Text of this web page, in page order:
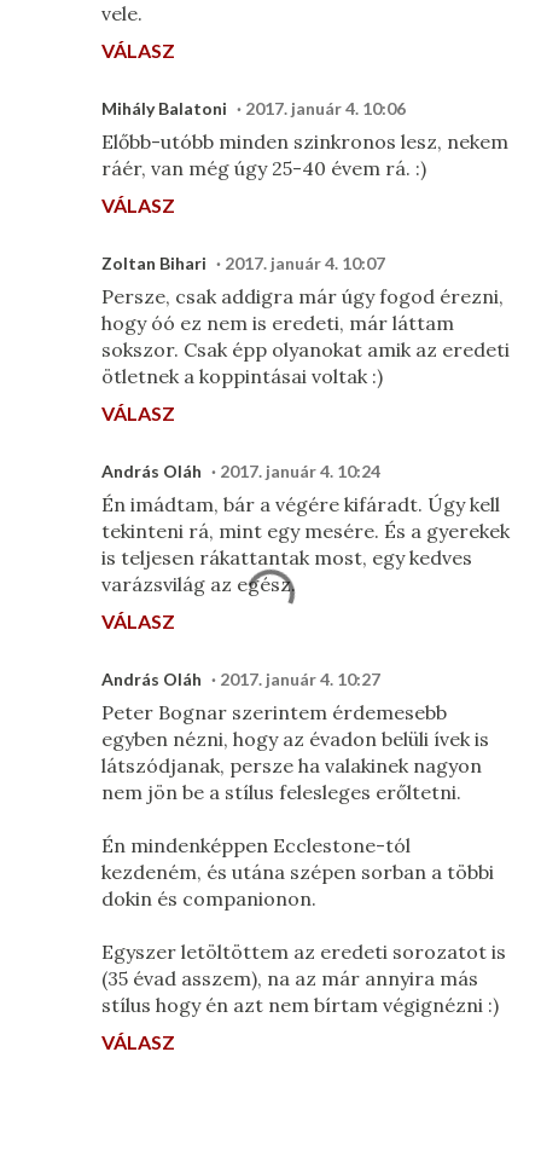
vele.
VÁLASZ
Mihály Balatoni 2017. január 4. 10:06
Előbb-utóbb minden szinkronos lesz, nekem
ráér, van még úgy 25-40 évem rá. :)
VÁLASZ
Zoltan Bihari 2017. január 4. 10:07
Persze, csak addigra már úgy fogod érezni,
hogy óó ez nem is eredeti, már láttam
sokszor. Csak épp olyanokat amik az eredeti
ötletnek a koppintásai voltak :)
VÁLASZ
András Oláh 2017. január 4. 10:24
Én imádtam, bár a végére kifáradt. Úgy kell
tekinteni rá, mint egy mesére. És a gyerekek
is teljesen rákattantak most, egy kedves
varázsvilág az egész.
VÁLASZ
András Oláh 2017. január 4. 10:27
Peter Bognar szerintem érdemesebb
egyben nézni, hogy az évadon belüli ívek is
látszódjanak, persze ha valakinek nagyon
nem jön be a stílus felesleges erőltetni.
Én mindenképpen Ecclestone-tól
kezdeném, és utána szépen sorban a többi
dokin és companionon.
Egyszer letöltöttem az eredeti sorozatot is
(35 évad asszem), na az már annyira más
stílus hogy én azt nem bírtam végignézni :)
VÁLASZ